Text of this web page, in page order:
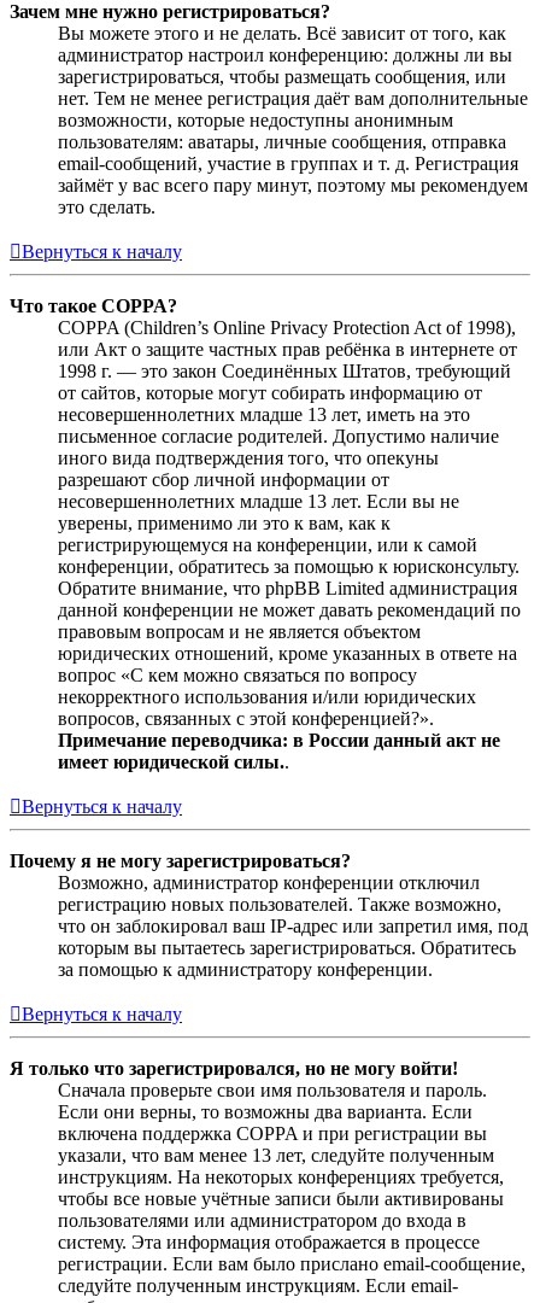
Зачем мне нужно регистрироваться?
Вы можете этого и не делать. Всё зависит от того, как
администратор настроил конференцию: должны ли вы
зарегистрироваться, чтобы размещать сообщения, или
нет. Тем не менее регистрация даёт вам дополнительные
возможности, которые недоступны анонимным
пользователям: аватары, личные сообщения, отправка
email-сообщений, участие в группах и т. д. Регистрация
займёт у вас всего пару минут, поэтому мы рекомендуем
это сделать.
Вернуться к началу
Что такое COPPA?
COPPA (Children’s Online Privacy Protection Act of 1998),
или Акт о защите частных прав ребёнка в интернете от
1998 г. — это закон Соединённых Штатов, требующий
от сайтов, которые могут собирать информацию от
несовершеннолетних младше 13 лет, иметь на это
письменное согласие родителей. Допустимо наличие
иного вида подтверждения того, что опекуны
разрешают сбор личной информации от
несовершеннолетних младше 13 лет. Если вы не
уверены, применимо ли это к вам, как к
регистрирующемуся на конференции, или к самой
конференции, обратитесь за помощью к юрисконсульту.
Обратите внимание, что phpBB Limited администрация
данной конференции не может давать рекомендаций по
правовым вопросам и не является объектом
юридических отношений, кроме указанных в ответе на
вопрос «С кем можно связаться по вопросу
некорректного использования и/или юридических
вопросов, связанных с этой конференцией?».
Примечание переводчика: в России данный акт не
имеет юридической силы..
Вернуться к началу
Почему я не могу зарегистрироваться?
Возможно, администратор конференции отключил
регистрацию новых пользователей. Также возможно,
что он заблокировал ваш IP-адрес или запретил имя, под
которым вы пытаетесь зарегистрироваться. Обратитесь
за помощью к администратору конференции.
Вернуться к началу
Я только что зарегистрировался, но не могу войти!
Сначала проверьте свои имя пользователя и пароль.
Если они верны, то возможны два варианта. Если
включена поддержка COPPA и при регистрации вы
указали, что вам менее 13 лет, следуйте полученным
инструкциям. На некоторых конференциях требуется,
чтобы все новые учётные записи были активированы
пользователями или администратором до входа в
систему. Эта информация отображается в процессе
регистрации. Если вам было прислано email-сообщение,
следуйте полученным инструкциям. Если email-